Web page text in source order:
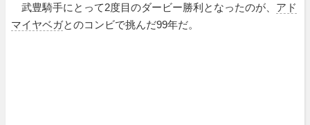
武豊騎手にとって2度目のダービー勝利となったのが、 アド
マイヤベガとのコンビで挑んだ99年だ。